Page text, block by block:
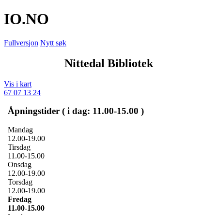
IO.NO
Fullversjon Nytt søk
Nittedal Bibliotek
Vis i kart
67 07 13 24
Åpningstider ( i dag: 11.00-15.00 )
Mandag
12.00-19.00
Tirsdag
11.00-15.00
Onsdag
12.00-19.00
Torsdag
12.00-19.00
Fredag
11.00-15.00